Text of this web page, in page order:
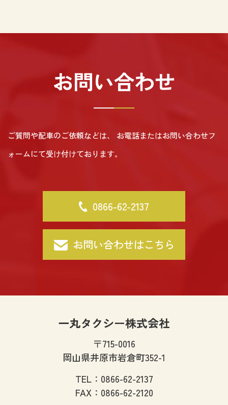
お問い合わせ
ご質問や配車のご依頼などは、 お電話またはお問い合わせフ
ォームにて受け付けております。
0866-62-2137
お問い合わせはこちら
一丸タクシー株式会社
〒715-0016
岡山県井原市岩倉町352-1
TEL： 0866-62-2137
FAX： 0866-62-2120